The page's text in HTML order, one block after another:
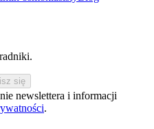
się
newslettera i informacji
.